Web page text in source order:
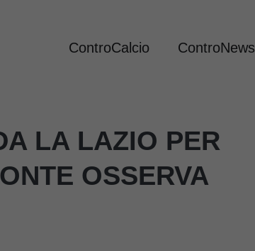
ControCalcio ControNews
LA LAZIO PER
OSSERVA